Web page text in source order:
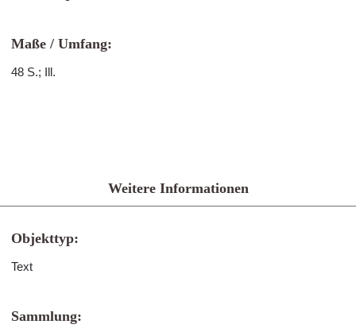
Maße / Umfang:
48 S.; Ill.
Weitere Informationen
Objekttyp:
Text
Sammlung: